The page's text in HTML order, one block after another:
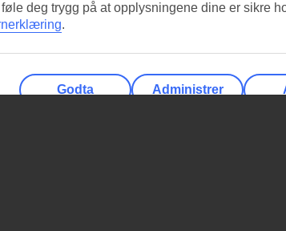
deg trygg på at opplysningene dine er sikre
.
Godta Administrer